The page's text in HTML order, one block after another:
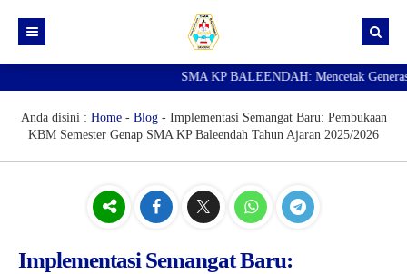
Berita
SNBP
SMA KP BALEENDAH: Mencetak Generasi
Anda disini : Home- Blog- Implementasi Semangat Baru: Pembukaan
KBM Semester Genap SMA KP Baleendah Tahun Ajaran 2025/2026
Implementasi Semangat Baru: